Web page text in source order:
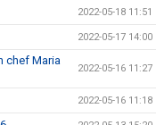
2022-05-18 11:51
2022-05-17 14:00
chef Maria
2022-05-16 11:27
2022-05-16 11:18